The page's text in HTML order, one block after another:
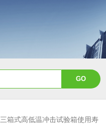
三箱式高低温冲击试验箱使用寿